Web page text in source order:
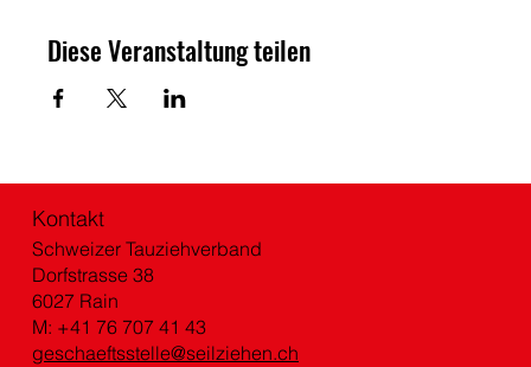
Diese Veranstaltung teilen
Kontakt
Schweizer Tauziehverband
Dorfstrasse 38
6027 Rain
M: +41 76 707 41 43
geschaeftsstelle@seilziehen.ch